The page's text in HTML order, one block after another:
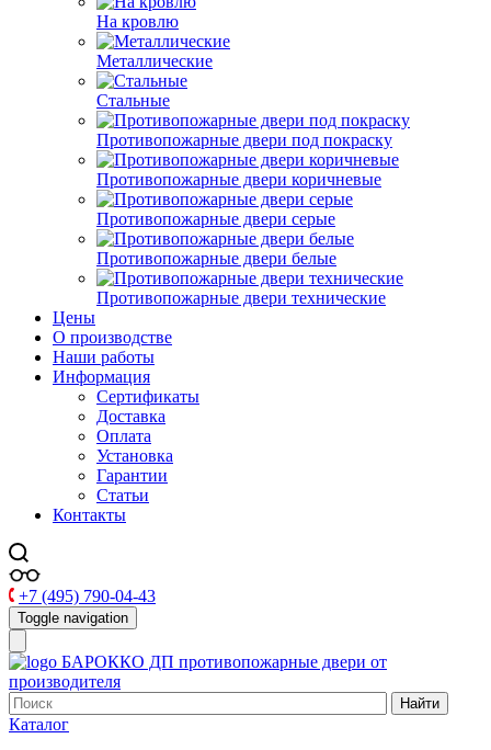
На кровлю
Металлические
Стальные
Противопожарные двери под покраску
Противопожарные двери коричневые
Противопожарные двери серые
Противопожарные двери белые
Противопожарные двери технические
Цены
О производстве
Наши работы
Информация
Сертификаты
Доставка
Оплата
Установка
Гарантии
Статьи
Контакты
+7 (495) 790-04-43
Toggle navigation
БАРОККО ДП противопожарные двери от
производителя
Найти
Каталог